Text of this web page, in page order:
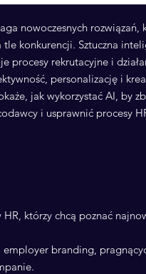
nowoczesnych
konkurencji. Sztuczna
procesy rekrutacyjne i
personalizację i
jak wykorzystać AI, by
i usprawnić procesy
którzy chcą poznać
branding,